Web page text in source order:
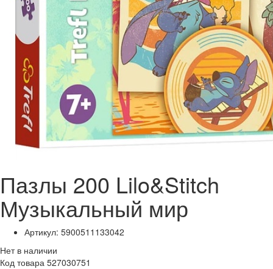
Пазлы 200 Lilo&Stitch
Музыкальный мир
Артикул: 5900511133042
Нет в наличии
Код товара 527030751